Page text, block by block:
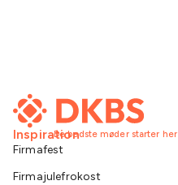
De bedste møder starter her
Inspiration
Firmafest
Firmajulefrokost